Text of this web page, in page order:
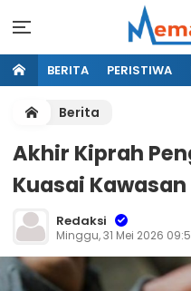
BERITA PERISTIWA
Berita
Akhir Kiprah
Kuasai
Redaksi
Minggu, 31 Mei 2026